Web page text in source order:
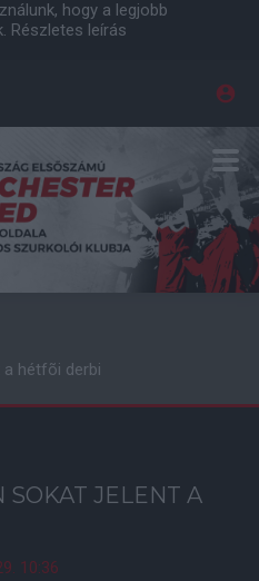
hogy a legjobb
Részletes leírás
a hétfõi derbi
SOKAT JELENT A
10:36